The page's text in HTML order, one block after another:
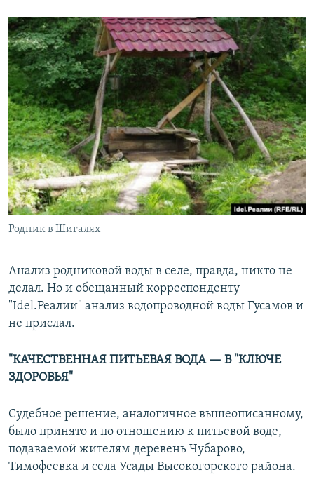
Родник в Шигалях
Анализ родниковой воды в селе, правда, никто не
делал. Но и обещанный корреспонденту
"Idel.Реалии" анализ водопроводной воды Гусамов и
не прислал.
"КАЧЕСТВЕННАЯ ПИТЬЕВАЯ ВОДА — В "КЛЮЧЕ
ЗДОРОВЬЯ"
Судебное решение, аналогичное вышеописанному,
было принято и по отношению к питьевой воде,
подаваемой жителям деревень Чубарово,
Тимофеевка и села Усады Высокогорского района.